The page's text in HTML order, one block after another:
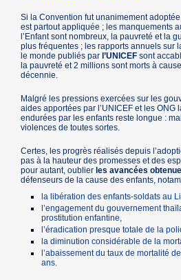
Si la Convention fut unanimement
est partout appliquée ; les manquements
l’Enfant sont nombreux, la pauvreté et la
plus fréquentes ; les rapports annuels sur
le monde publiés parl’UNICEF sont
la pauvreté et 2 millions sont morts à
décennie.
Malgré les pressions exercées sur les
aides apportées par l’UNICEF et les ONG
endurées par les enfants reste longue :
violences de toutes sortes.
Certes, les progrès réalisés depuis
pas à la hauteur des promesses et des
pour autant, oublierles avancées
défenseurs de la cause des enfants,
la libération des enfants-soldats au
l’engagement du gouvernement
prostitution enfantine,
l’éradication presque totale de la
la diminution considérable de la
l’abaissement du taux de mortalité
ans.